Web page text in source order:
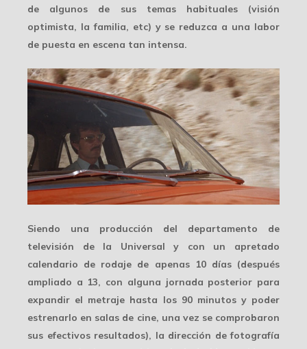
de algunos de sus temas habituales (visión
optimista, la familia, etc) y se reduzca a una labor
de puesta en escena tan intensa.
Siendo una producción del departamento de
televisión de la Universal y con un apretado
calendario de rodaje de apenas 10 días (después
ampliado a 13, con alguna jornada posterior para
expandir el metraje hasta los 90 minutos y poder
estrenarlo en salas de cine, una vez se comprobaron
sus efectivos resultados), la dirección de fotografía